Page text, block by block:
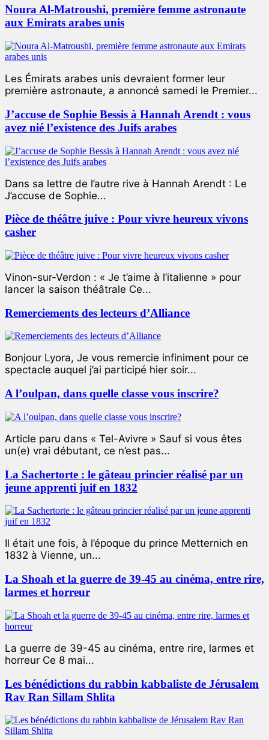
Noura Al-Matroushi, première femme astronaute
aux Emirats arabes unis
Les Émirats arabes unis devraient former leur
première astronaute, a annoncé samedi le Premier...
J’accuse de Sophie Bessis à Hannah Arendt : vous
avez nié l’existence des Juifs arabes
Dans sa lettre de l’autre rive à Hannah Arendt : Le
J’accuse de Sophie...
Pièce de théâtre juive : Pour vivre heureux vivons
casher
Vinon-sur-Verdon : « Je t’aime à l’italienne » pour
lancer la saison théâtrale Ce...
Remerciements des lecteurs d’Alliance
Bonjour Lyora, Je vous remercie infiniment pour ce
spectacle auquel j’ai participé hier soir...
A l’oulpan, dans quelle classe vous inscrire?
Article paru dans « Tel-Avivre » Sauf si vous êtes
un(e) vrai débutant, ce n’est pas...
La Sachertorte : le gâteau princier réalisé par un
jeune apprenti juif en 1832
Il était une fois, à l’époque du prince Metternich en
1832 à Vienne, un...
La Shoah et la guerre de 39-45 au cinéma, entre rire,
larmes et horreur
La guerre de 39-45 au cinéma, entre rire, larmes et
horreur Ce 8 mai...
Les bénédictions du rabbin kabbaliste de Jérusalem
Rav Ran Sillam Shlita